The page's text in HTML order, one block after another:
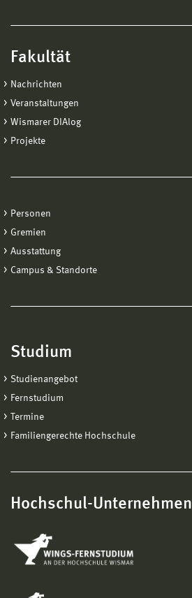
Fakultät
Nachrichten
Veranstaltungen
Wismarer DIAlog
Projekte
Personen
Gremien
Ausstattung
Campus & Standorte
Studium
Studienangebot
Fernstudium
Termine
Familiengerechte Hochschule
Hochschul-Unternehmen